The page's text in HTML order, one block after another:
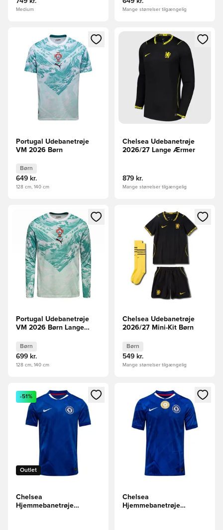
Medium Mange størrelser tilgængelig
Åbner en Modal til at logge ind eller tilmelde dig som
Portugal Udebanetrøje
VM 2026 Børn
Børn
649 kr.
128 cm, 140 cm
Åbner en Modal til at logge
Chelsea Udebanetrøje
2026/27 Lange Ærmer
879 kr.
Mange størrelser tilgængelig
Åbner en Modal til at logge ind eller tilmelde dig som
Portugal Udebanetrøje
VM 2026 Børn Lange
Børn
699 kr.
128 cm, 140 cm
Åbner en Modal til at logge
Chelsea Udebanetrøje
2026/27 Mini-Kit Børn
Børn
549 kr.
Mange størrelser tilgængelig
Åbner en Modal til at logge ind eller tilmelde dig som
Outlet
-51%
Chelsea
Hjemmebanetrøje
Åbner en Modal til at logge
Chelsea
Hjemmebanetrøje